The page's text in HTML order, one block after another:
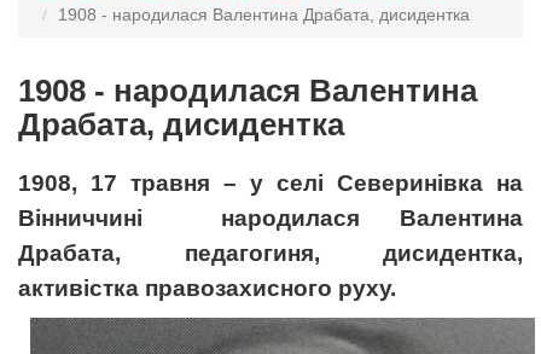
1908 - народилася Валентина Драбата, дисидентка
1908 - народилася Валентина
Драбата, дисидентка
1908, 17 травня – у селі Северинівка на
Вінниччині народилася Валентина
Драбата, педагогиня, дисидентка,
активістка правозахисного руху.